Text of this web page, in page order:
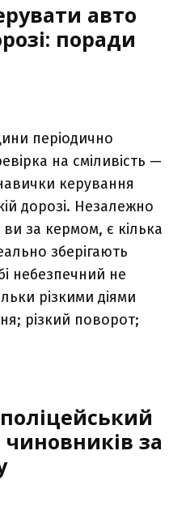
авто
поради
періодично
на сміливість —
керування
дорозі. Незалежно
ви за кермом, є кілька
зберігають
небезпечний не
різкими діями
різкий поворот;
за